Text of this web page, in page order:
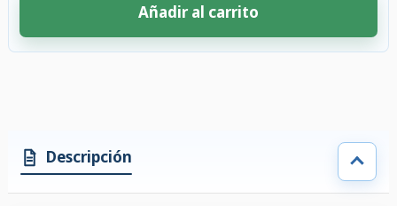
Añadir al carrito
Descripción